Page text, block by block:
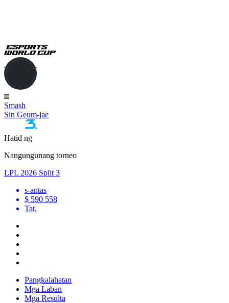
Smash
Sin Geum-jae
Hatid ng
Nangungunang torneo
LPL 2026 Split 3
s-antas
$ 590 558
Tat.
Pangkalahatan
Mga Laban
Mga Resulta